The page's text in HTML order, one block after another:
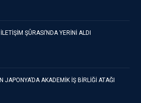
ŞÛRASI’NDA YERİNİ ALDI
JAPONYA’DA AKADEMİK İŞ BİRLİĞİ ATAĞI